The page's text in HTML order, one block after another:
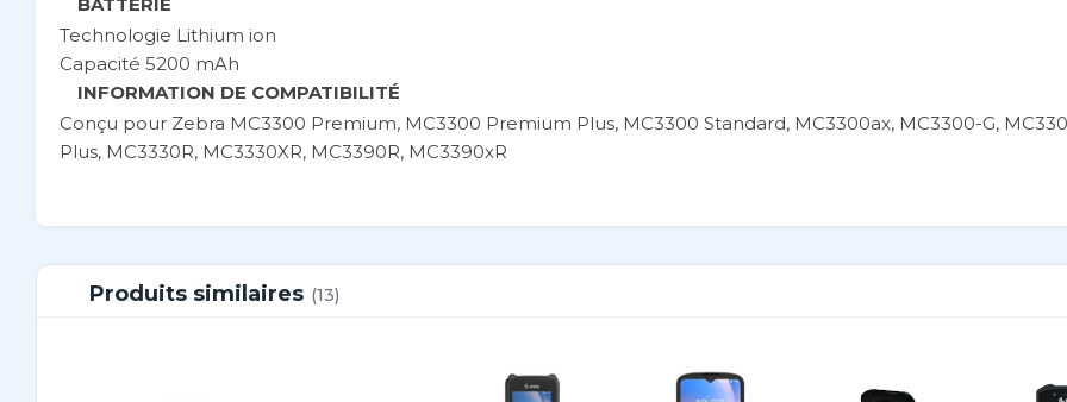
Technologie Lithium ion
Capacité 5200 mAh
INFORMATION DE COMPATIBILITÉ
Conçu pour Zebra MC3300 Premium, MC3300 Premium Plus, MC3300 Standard, MC3300ax, MC3300-G,
Plus, MC3330R, MC3330XR, MC3390R, MC3390xR
Produits similaires (13)